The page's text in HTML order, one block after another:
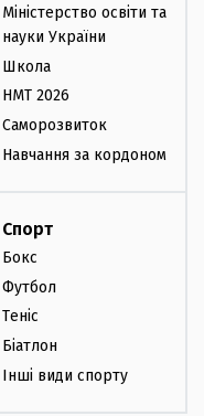
Міністерство освіти та
науки України
Школа
НМТ 2026
Саморозвиток
Навчання за кордоном
Спорт
Бокс
Футбол
Теніс
Біатлон
Інші види спорту